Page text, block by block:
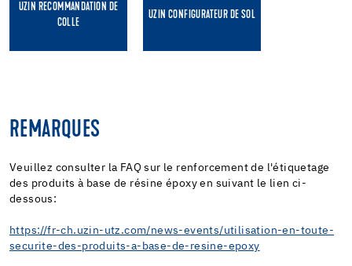
UZIN RECOMMANDATION DE
COLLE
UZIN CONFIGURATEUR DE SOL
REMARQUES
Veuillez consulter la FAQ sur le renforcement de l'étiquetage
des produits à base de résine époxy en suivant le lien ci-
dessous:
https://fr-ch.uzin-utz.com/news-events/utilisation-en-toute-
securite-des-produits-a-base-de-resine-epoxy